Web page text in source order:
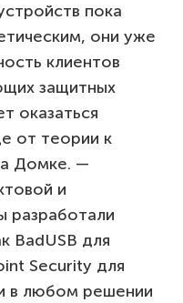
пока
они уже
клиентов
защитных
оказаться
от теории к
Домке. —
и
разработали
BadUSB для
Security для
в любом решении